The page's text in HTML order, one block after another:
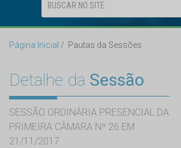
Página Inicial Pautas da Sessões
Detalhe da Sessão
SESSÃO ORDINÁRIA PRESENCIAL DA
PRIMEIRA CÂMARA Nº 26 EM
21/11/2017